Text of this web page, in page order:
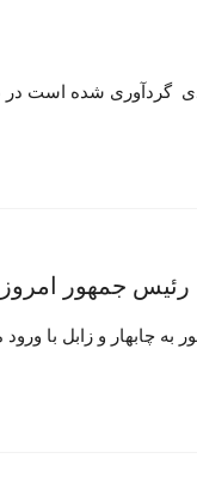
جمهور
چابهار و زابل با